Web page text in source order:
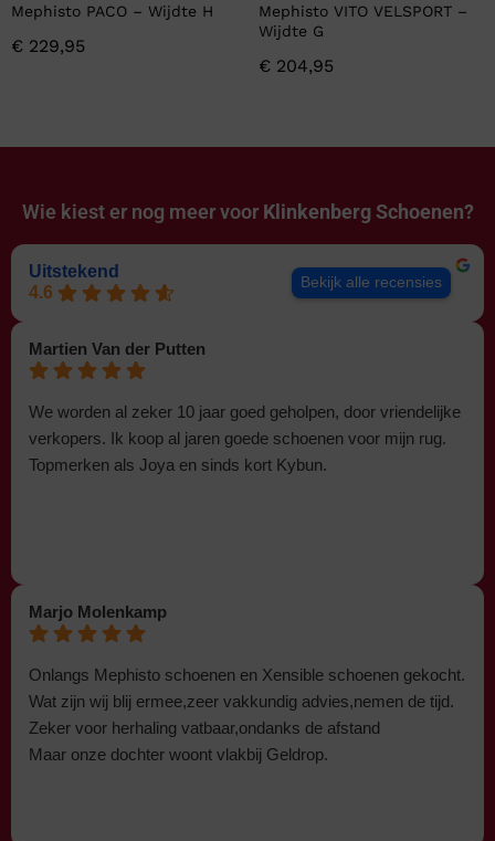
Mephisto PACO – Wijdte H
€ 229,95
Mephisto VITO VELSPORT –
Wijdte G
€ 204,95
Wie kiest er nog meer voor Klinkenberg Schoenen?
Uitstekend
4.6
Bekijk alle recensies
Martien Van der Putten
We worden al zeker 10 jaar goed geholpen, door vriendelijke
verkopers. Ik koop al jaren goede schoenen voor mijn rug.
Topmerken als Joya en sinds kort Kybun.
Marjo Molenkamp
Onlangs Mephisto schoenen en Xensible schoenen gekocht.
Wat zijn wij blij ermee,zeer vakkundig advies,nemen de tijd.
Zeker voor herhaling vatbaar,ondanks de afstand
Maar onze dochter woont vlakbij Geldrop.